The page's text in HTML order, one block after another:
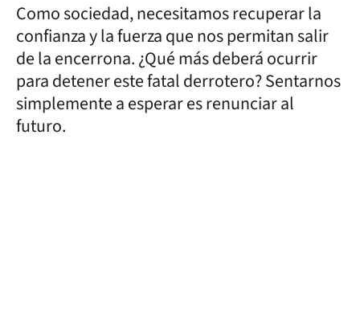
Como sociedad, necesitamos recuperar la
confianza y la fuerza que nos permitan salir
de la encerrona. ¿Qué más deberá ocurrir
para detener este fatal derrotero? Sentarnos
simplemente a esperar es renunciar al
futuro.